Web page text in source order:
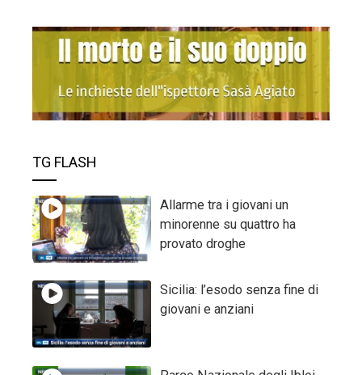
TG FLASH
Allarme tra i giovani un
minorenne su quattro ha
provato droghe
Sicilia: l’esodo senza fine di
giovani e anziani